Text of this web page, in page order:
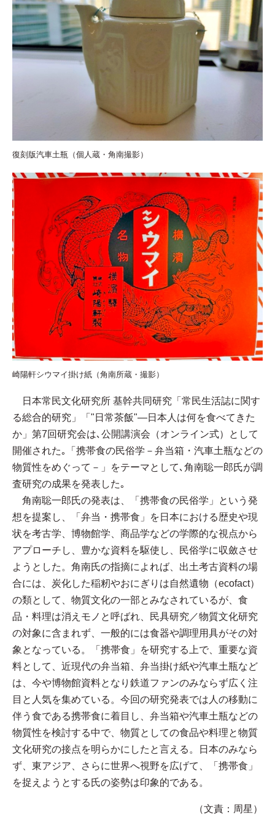
復刻版汽車土瓶（個人蔵・角南撮影）
崎陽軒シウマイ掛け紙（角南所蔵・撮影）
日本常民文化研究所 基幹共同研究「常民生活誌に関す
る総合的研究」「"日常茶飯"—日本人は何を食べてきた
か」第7回研究会は､公開講演会（オンライン式）として
開催された｡「携帯食の民俗学－弁当箱・汽車土瓶などの
物質性をめぐって－」をテーマとして､角南聡一郎氏が調
査研究の成果を発表した｡
角南聡一郎氏の発表は、「携帯食の民俗学」という発
想を提案し、「弁当・携帯食」を日本における歴史や現
状を考古学、博物館学、商品学などの学際的な視点から
アプローチし、豊かな資料を駆使し、民俗学に収斂させ
ようとした。角南氏の指摘によれば、出土考古資料の場
合には、炭化した稲籾やおにぎりは自然遺物（ecofact）
の類として、物質文化の一部とみなされているが、食
品・料理は消えモノと呼ばれ、民具研究／物質文化研究
の対象に含まれず、一般的には食器や調理用具がその対
象となっている。「携帯食」を研究する上で、重要な資
料として、近現代の弁当箱、弁当掛け紙や汽車土瓶など
は、今や博物館資料となり鉄道ファンのみならず広く注
目と人気を集めている。今回の研究発表では人の移動に
伴う食である携帯食に着目し、弁当箱や汽車土瓶などの
物質性を検討する中で、物質としての食品や料理と物質
文化研究の接点を明らかにしたと言える。日本のみなら
ず、東アジア、さらに世界へ視野を広げて、「携帯食」
を捉えようとする氏の姿勢は印象的である。
（文責：周星）